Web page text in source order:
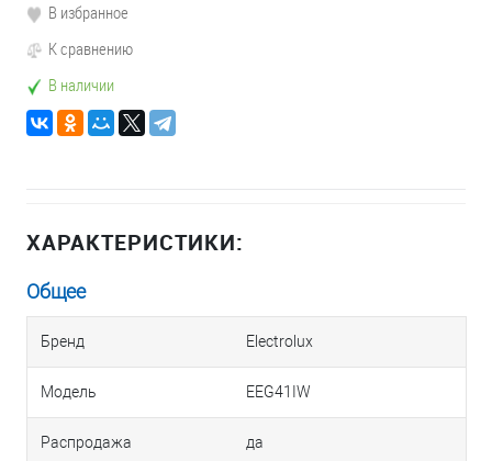
В избранное
К сравнению
В наличии
ХАРАКТЕРИСТИКИ:
Общее
Бренд Electrolux
Модель EEG41IW
Распродажа да